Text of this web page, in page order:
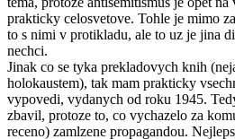
prakticky celosvetove. Tohle je mimo
to s nimi v protikladu, ale to uz je jina
nechci.
Jinak co se tyka prekladovych knih
holokaustem), tak mam prakticky
vypovedi, vydanych od roku 1945.
zbavil, protoze to, co vychazelo za
receno) zamlzene propagandou.